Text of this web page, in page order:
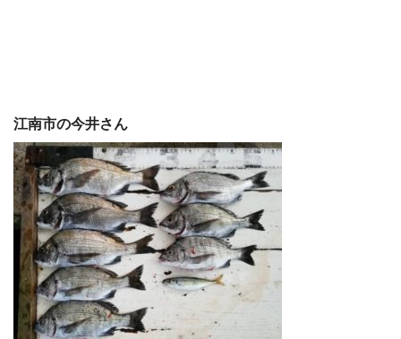
江南市の今井さん